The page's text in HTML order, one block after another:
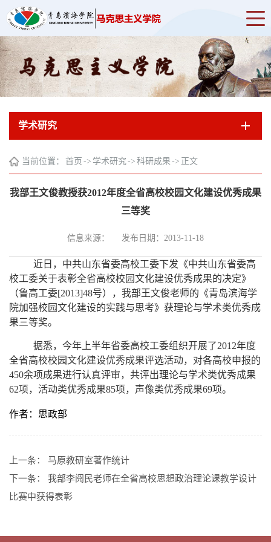
学术研究
当前位置： 首页 -> 学术研究-> 科研成果 -> 正文
我部王文俊教授获2012年度全省高校校园文化建设优秀成果
三等奖
信息来源： 发布日期：2013-11-18
近日，中共山东省委高校工委下发《中共山东省委高
校工委关于表彰全省高校校园文化建设优秀成果的决定》
（鲁高工委[2013]48号），我部王文俊老师的《青岛滨海学
院加强校园文化建设的实践与思考》获理论与学术类优秀成
果三等奖。
据悉，今年上半年省委高校工委组织开展了2012年度
全省高校校园文化建设优秀成果评选活动，对各高校申报的
450余项成果进行认真评审，共评出理论与学术类优秀成果
62项，活动类优秀成果85项，声像类优秀成果69项。
作者：思政部
上一条： 马原教研室著作统计
下一条： 我部李阅民老师在全省高校思想政治理论课教学设计
比赛中获得表彰